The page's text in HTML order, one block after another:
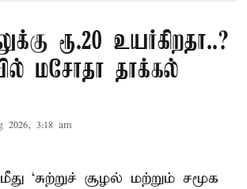
ரூ.20 உயர்கிறதா..?
மசோதா தாக்கல்
2026, 3:18 am
‘சுற்றுச் சூழல் மற்றும் சமூக